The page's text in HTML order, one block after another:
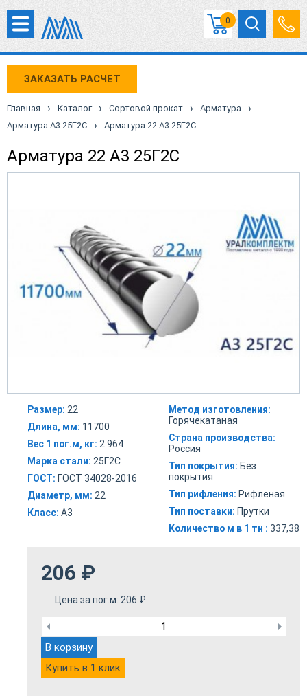
0
ЗАКАЗАТЬ РАСЧЕТ
Главная › Каталог › Сортовой прокат › Арматура ›
Арматура А3 25Г2С › Арматура 22 А3 25Г2С
Арматура 22 А3 25Г2С
Размер: 22
Длина, мм: 11700
Вес 1 пог.м, кг: 2.964
Марка стали: 25Г2С
ГОСТ: ГОСТ 34028-2016
Диаметр, мм: 22
Класс: А3
Метод изготовления:
Горячекатаная
Страна производства:
Россия
Тип покрытия: Без
покрытия
Тип рифления: Рифленая
Тип поставки: Прутки
Количество м в 1 тн : 337,38
206 ₽
Цена за пог.м: 206 ₽
В корзину
Купить в 1 клик